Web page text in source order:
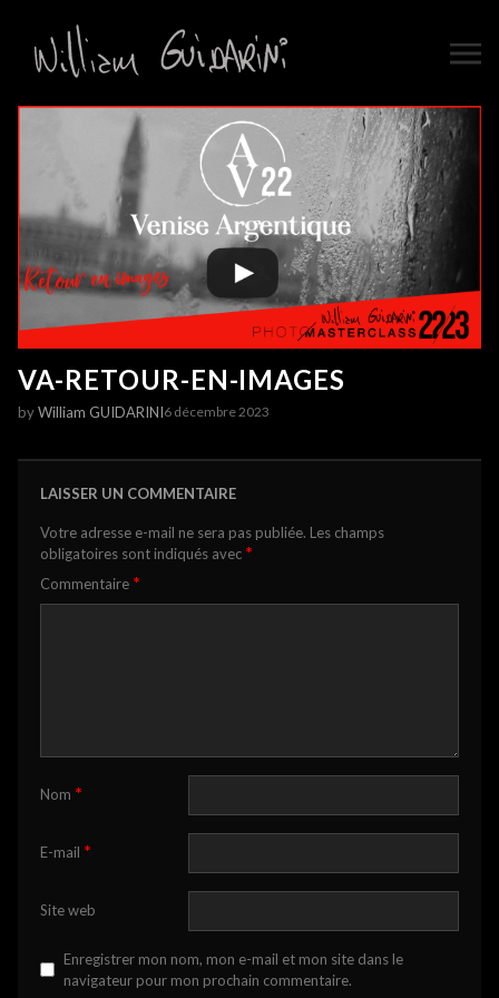
VA-RETOUR-EN-IMAGES
byWilliam GUIDARINI6 décembre 2023
LAISSER UN COMMENTAIRE
Votre adresse e-mail ne sera pas publiée. Les champs
obligatoires sont indiqués avec *
Commentaire *
Nom *
E-mail *
Site web
Enregistrer mon nom, mon e-mail et mon site dans le
navigateur pour mon prochain commentaire.